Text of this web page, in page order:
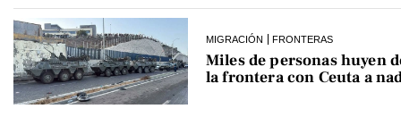
MIGRACIÓN FRONTERAS
Miles de personas huyen
la frontera con Ceuta a